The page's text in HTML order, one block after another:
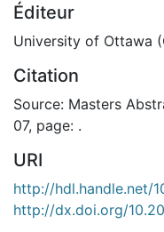
Éditeur
University of Ottawa
Citation
Source: Masters
07, page: .
URI
http://hdl.handle.net/
http://dx.doi.org/